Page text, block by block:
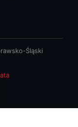
Śląski